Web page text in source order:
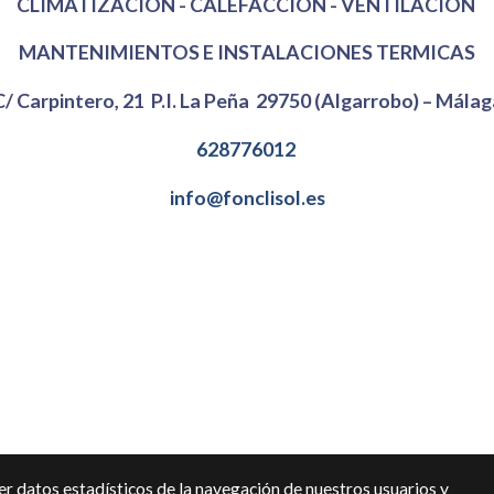
MANTENIMIENTOS E INSTALACIONES TERMICAS
Carpintero, 21 P.I. La Peña 29750 (Algarrobo) –
628776012
info@fonclisol.es
datos estadísticos de la navegación de nuestros usuarios y